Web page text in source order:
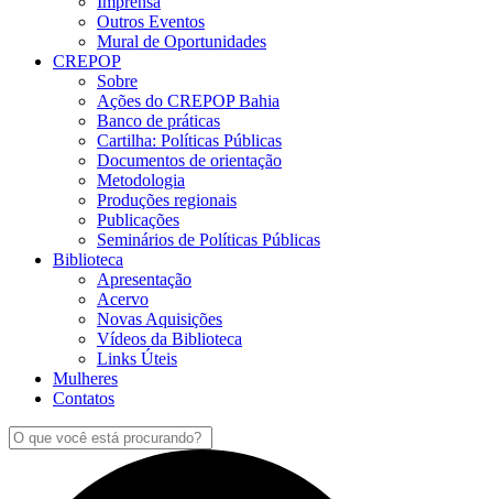
Outros Eventos
Mural de Oportunidades
CREPOP
Sobre
Ações do CREPOP Bahia
Banco de práticas
Cartilha: Políticas Públicas
Documentos de orientação
Metodologia
Produções regionais
Publicações
Seminários de Políticas Públicas
Biblioteca
Apresentação
Acervo
Novas Aquisições
Vídeos da Biblioteca
Links Úteis
Mulheres
Contatos